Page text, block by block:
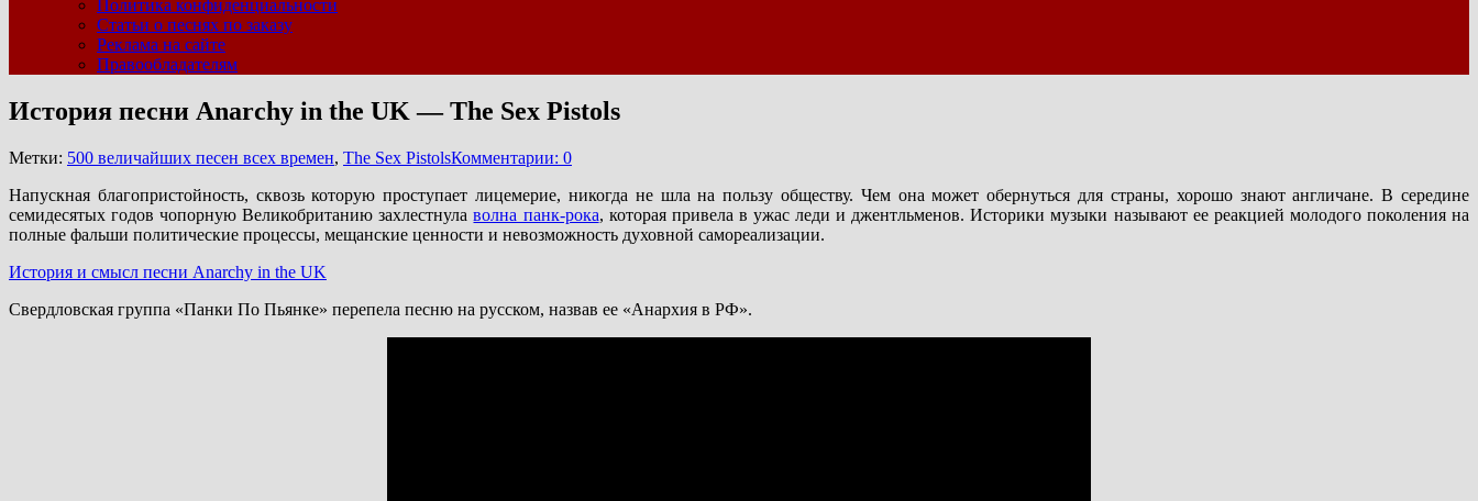
Политика конфиденциальности
Статьи о песнях по заказу
Реклама на сайте
Правообладателям
История песни Anarchy in the UK — The Sex Pistols
Метки: 500 величайших песен всех времен, The Sex PistolsКомментарии: 0
Напускная благопристойность, сквозь которую проступает лицемерие, никогда не шла на пользу обществу. Чем она может обернуться для страны, хорошо знают англичане. В середине
семидесятых годов чопорную Великобританию захлестнулаволна панк-рока, которая привела в ужас леди и джентльменов. Историки музыки называют ее реакцией молодого поколения на
полные фальши политические процессы, мещанские ценности и невозможность духовной самореализации.
История и смысл песни Anarchy in the UK
Свердловская группа «Панки По Пьянке» перепела песню на русском, назвав ее «Анархия в РФ».